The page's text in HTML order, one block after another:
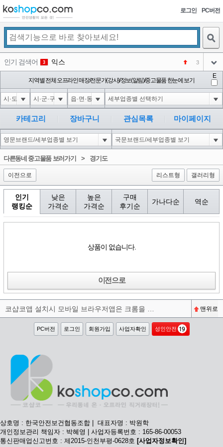
로그인 PC버전
인기 검색어 3 익스 3
4 1'||DBMS_PIPE.RECEIVE_MESSAGE(CHR(98)||CHR(98)||CHR(98),15)||'
아이콘
5 1-1 waitfor delay '0:0:15' --
아이콘
6 1-1); waitfor delay '0:0:15' --
아이콘
1
1 1
아이콘
45
코샵
지역별 전체 오프라인 매장/전문가(강사)/정보(알림)/중고물품 한눈에 보기
E
카테고리 장바구니 관심목록 마이페이지
다른동네 중고물품 보러가기> 경기도
이전으로 리스트형 갤러리형
인기
랭킹순
낮은
가격순
높은
가격순
구매
후기순
가나다순 역순
상품이 없습니다.
이전으로
맨위로
PC버전 로그인 회원가입 사업자확인 성인안전
상호명 : 한국안전보건협동조합 | 대표자명 : 박원학
개인정보관리 책임자 : 박혜영 | 사업자등록번호 : 165-86-00053
통신판매업신고번호 : 제2015-인천부평-0628호 [사업자정보확인]